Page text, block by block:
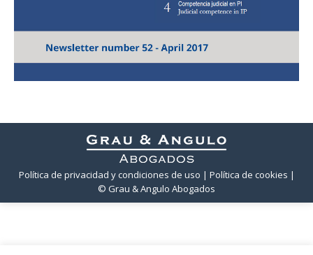
Política de privacidad y condiciones de uso | Política de cookies |
© Grau & Angulo Abogados